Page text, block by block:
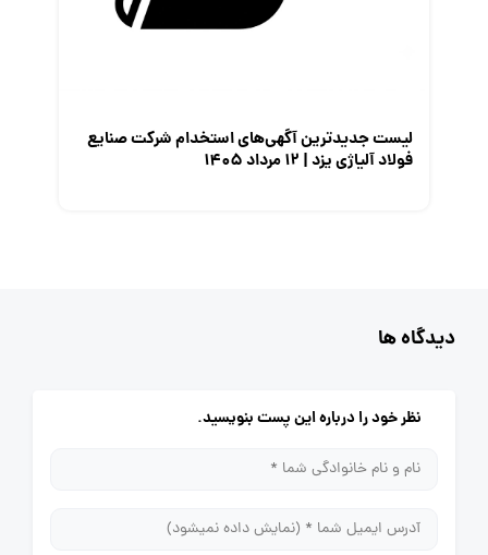
لیست جدیدترین آگهی‌های استخدام شرکت صنایع
فولاد آلیاژی یزد | ۱۲ مرداد ۱۴۰۵
دیدگاه ها
نظر خود را درباره این پست بنویسید.